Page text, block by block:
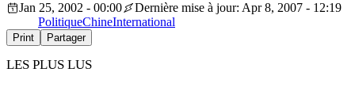
Jan 25, 2002 - 00:00
Dernière mise à jour: Apr 8, 2007 - 12:19
PolitiqueChineInternational
Print Partager
LES PLUS LUS